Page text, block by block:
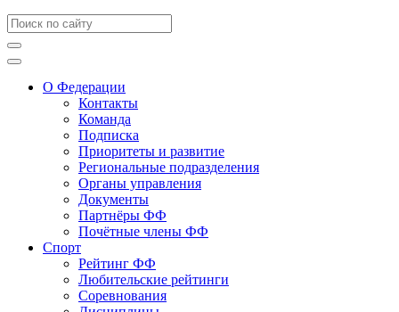
О Федерации
Контакты
Команда
Подписка
Приоритеты и развитие
Региональные подразделения
Органы управления
Документы
Партнёры ФФ
Почётные члены ФФ
Спорт
Рейтинг ФФ
Любительские рейтинги
Соревнования